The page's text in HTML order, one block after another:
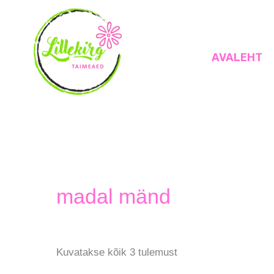
AVALEHT
madal mänd
Kuvatakse kõik 3 tulemust